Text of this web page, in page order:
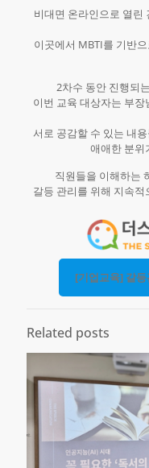
비대면 온라인으로 열린
이곳에서 MBTI를 기반
2차수 동안 진행되
이번 교육 대상자는 부
서로 공감할 수 있는 내
애애한 분위
직원들을 이해하는
갈등 관리를 위해 지속
[기업교육] 갈
Related posts